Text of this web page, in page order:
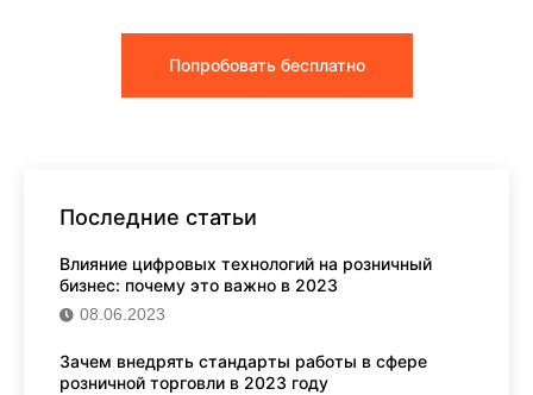
Попробовать бесплатно
Последние статьи
Влияние цифровых технологий на розничный
бизнес: почему это важно в 2023
08.06.2023
Зачем внедрять стандарты работы в сфере
розничной торговли в 2023 году